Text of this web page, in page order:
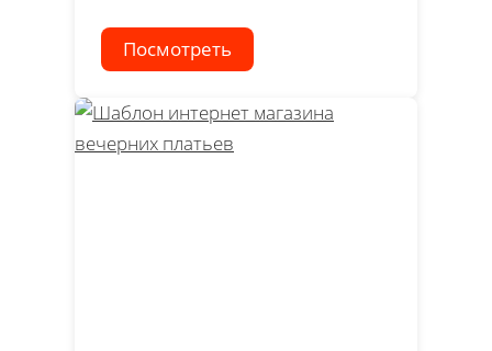
Посмотреть